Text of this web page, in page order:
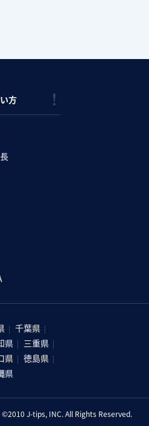
方
千葉県
県
三重県
県
徳島県
県
©2010 J-tips, INC. All Rights Reserved.